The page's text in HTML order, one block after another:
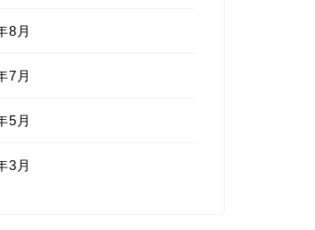
8月
7月
5月
3月